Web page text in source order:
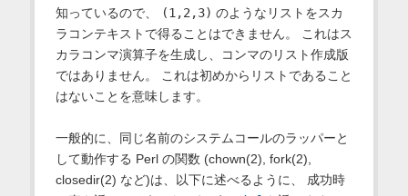
知っているので、
(1,2,3) のようなリストをスカ
ラコンテキストで得ることはできません。 これはス
カラコンマ演算子を生成し、コンマのリスト作成版
ではありません。 これは初めからリストであること
はないことを意味します。
一般的に、同じ名前のシステムコールのラッパーと
して動作する Perl の関数 (chown(2), fork(2),
closedir(2) など)は、以下に述べるように、 成功時